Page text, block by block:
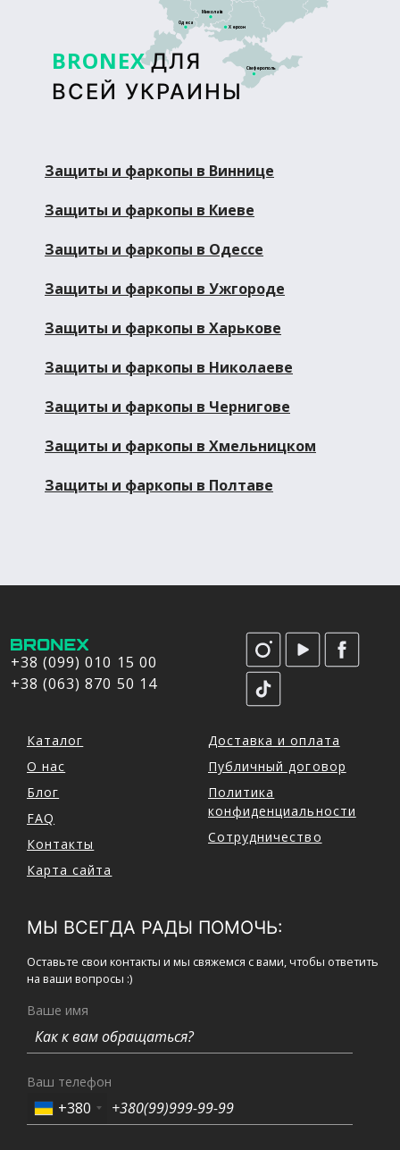
BRONEX ДЛЯ
ВСЕЙ УКРАИНЫ
Сімферополь
Херсон
Миколаїв
Одеса
Защиты и фаркопы в Виннице
Защиты и фаркопы в Киеве
Защиты и фаркопы в Одессе
Защиты и фаркопы в Ужгороде
Защиты и фаркопы в Харькове
Защиты и фаркопы в Николаеве
Защиты и фаркопы в Чернигове
Защиты и фаркопы в Хмельницком
Защиты и фаркопы в Полтаве
+38 (099) 010 15 00
+38 (063) 870 50 14
Каталог
О нас
Блог
FAQ
Контакты
Карта сайта
Доставка и оплата
Публичный договор
Политика
конфиденциальности
Сотрудничество
МЫ ВСЕГДА РАДЫ ПОМОЧЬ:
Оставьте свои контакты и мы свяжемся с вами, чтобы ответить
на ваши вопросы :)
Ваше имя
Ваш телефон
+380